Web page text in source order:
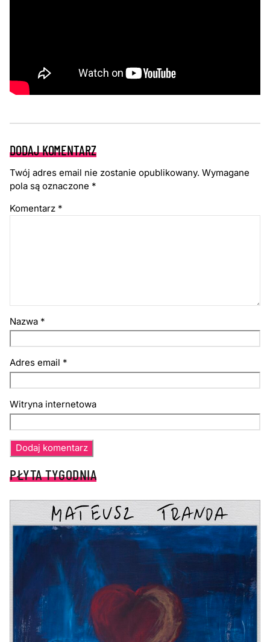
DODAJ KOMENTARZ
Twój adres email nie zostanie opublikowany. Wymagane
pola są oznaczone *
Komentarz *
Nazwa *
Adres email *
Witryna internetowa
PŁYTA TYGODNIA